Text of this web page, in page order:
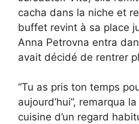
cacha dans la niche et
buffet revint à sa place
Anna Petrovna entra
avait décidé de rentrer
“Tu as pris ton temps
aujourd’hui”, remarqua
cuisine d’un regard